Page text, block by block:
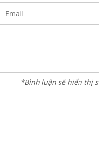
*Bình luận sẽ hiển thị